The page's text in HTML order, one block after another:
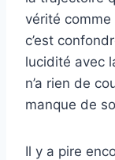
vérité
c’est
lucidité avec
n’a rien de
manque de
Il y a pire